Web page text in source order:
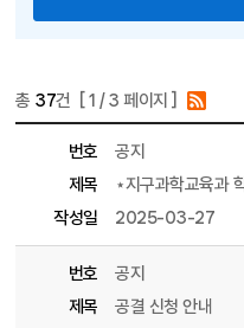
총 37건 [1 / 3 페이지 ]
번호
공지
제목
⋆지구과학교육과
작성일
2025-03-27
번호
공지
제목
공결 신청 안내